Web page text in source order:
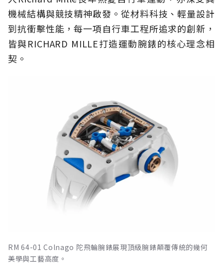
機械結構與競技精神啟發。從材料科技、輕量設計
到抗衝擊性能，每一項自行車工程所追求的創新，
皆與RICHARD MILLE打造運動腕錶的核心理念相
契。
RM 64-01 Colnago 陀飛輪腕錶展現頂級腕錶顛覆傳統的幾何
美學與工藝高度。